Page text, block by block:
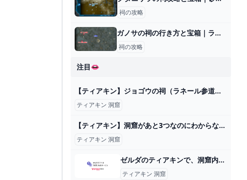
祠の攻略
ガノサの祠の行き方と宝箱｜ラウルの祝福
祠の攻略
注目👄
【ティアキン】ジョゴウの祠（ラネール参道東の洞窟）ゼルダの伝説ティアーズオブザキングダム - YouTube
ティアキン 洞窟
【ティアキン】洞窟があと3つなのにわからない件…見つけづらかった洞窟ってどこかある？【ティアーズオブザキングダム】 ゼルダの伝説ティアーズオブザキングダム(ティアキン)攻略まとめ-コログ速報
ティアキン 洞窟
ゼルダのティアキンで、洞窟内のマヨイを倒した後でも、同じ洞窟... - Yahoo!知恵袋
ティアキン 洞窟